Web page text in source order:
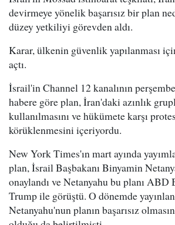
devirmeye yönelik başarısız bir plan
düzey yetkiliyi görevden aldı.
Karar, ülkenin güvenlik yapılanması
açtı.
İsrail'in Channel 12 kanalının
habere göre plan, İran'daki azınlık
kullanılmasını ve hükümete karşı
körüklenmesini içeriyordu.
New York Times'ın mart ayında
plan, İsrail Başbakanı Binyamin
onaylandı ve Netanyahu bu planı ABD
Trump ile görüştü. O dönemde
Netanyahu'nun planın başarısız